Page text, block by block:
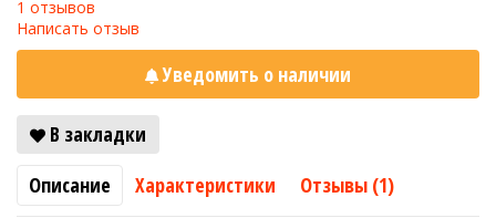
1 отзывов
Написать отзыв
Уведомить о наличии
В закладки
Описание
Характеристики Отзывы (1)